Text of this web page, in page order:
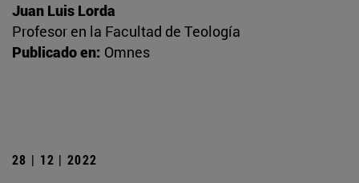
Juan Luis Lorda
Profesor en la Facultad de Teología
Publicado en: Omnes
28 | 12 | 2022